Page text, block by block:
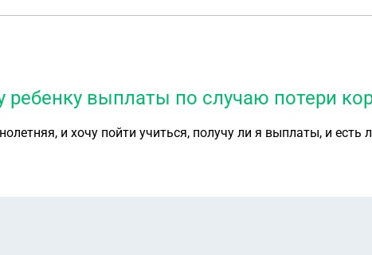
выплаты по случаю потери
и хочу пойти учиться, получу ли я выплаты, и есть